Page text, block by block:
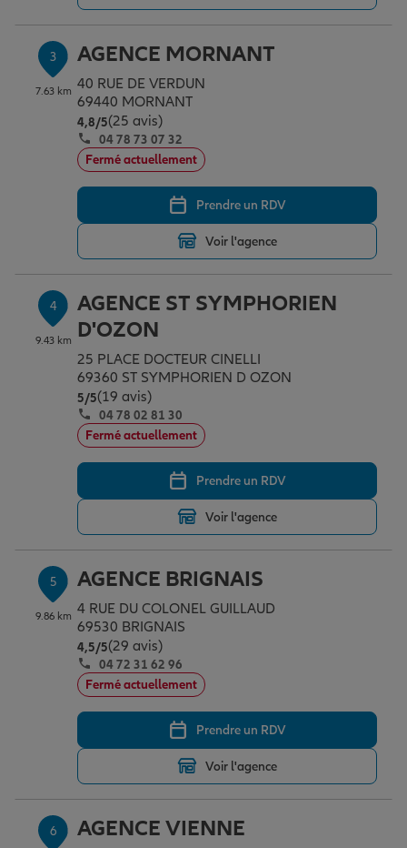
Garantie des accidents de la vie
Assurance scolaire
Protection juridique
Retraite
Tous nos devis d'assurance
3
7.63 km
AGENCE MORNANT
40 RUE DE VERDUN
69440 MORNANT
4,8/5Note de 4.8 sur 5
(25 avis)
04 78 73 07 32
Fermé actuellement
Prendre un RDV
Voir l'agence
4
9.43 km
AGENCE ST SYMPHORIEN
D'OZON
25 PLACE DOCTEUR CINELLI
69360 ST SYMPHORIEN D OZON
5/5Note de 5 sur 5
(19 avis)
04 78 02 81 30
Fermé actuellement
Prendre un RDV
Voir l'agence
5
9.86 km
AGENCE BRIGNAIS
4 RUE DU COLONEL GUILLAUD
69530 BRIGNAIS
4,5/5Note de 4.5 sur 5
(29 avis)
04 72 31 62 96
Fermé actuellement
Prendre un RDV
Voir l'agence
6 AGENCE VIENNE